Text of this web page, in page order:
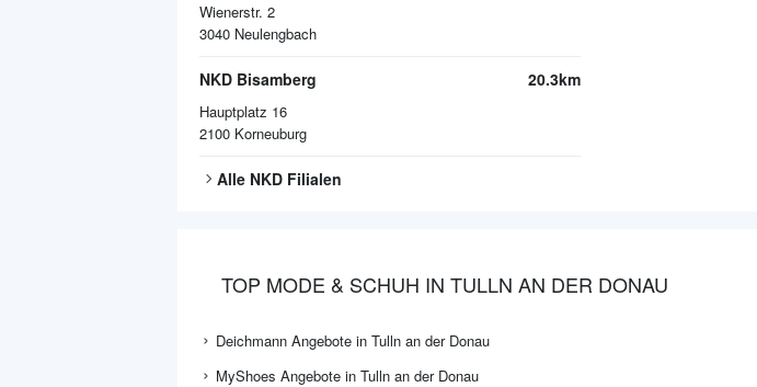
Wienerstr. 2
3040 Neulengbach
NKD Bisamberg
Hauptplatz 16
2100 Korneuburg
20.3km
Alle NKD Filialen
TOP MODE & SCHUH IN TULLN AN DER DONAU
Deichmann Angebote in Tulln an der Donau
MyShoes Angebote in Tulln an der Donau